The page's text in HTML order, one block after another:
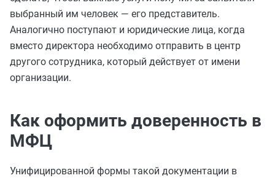
выбранный им человек — его представитель.
Аналогично поступают и юридические лица, когда
вместо директора необходимо отправить в центр
другого сотрудника, который действует от имени
организации.
Как оформить доверенность в
МФЦ
Унифицированной формы такой документации в